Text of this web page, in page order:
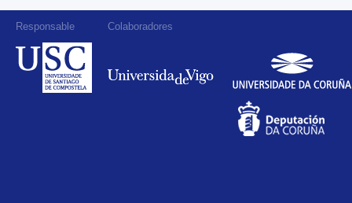
Responsable Colaboradores